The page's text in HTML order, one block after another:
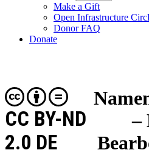
Make a Gift
Open Infrastructure
Donor FAQ
Donate
–
CC BY-ND
2.0 DE